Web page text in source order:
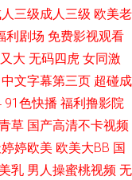
利站3 中文字幕久操99 在
网站 深夜福利视频网站
人日 亚洲碰在线 麻豆爱
卡 超碰99人人妻 久久性
三级成人三级 欧美老
利剧场 免费影视观看
大 无码四虎 女同激
中文字幕第三页 超碰成
91色快播 福利撸影院
草 国产高清不卡视频
婷欧美 欧美大BB 国
乳 男人操蜜桃视频 无